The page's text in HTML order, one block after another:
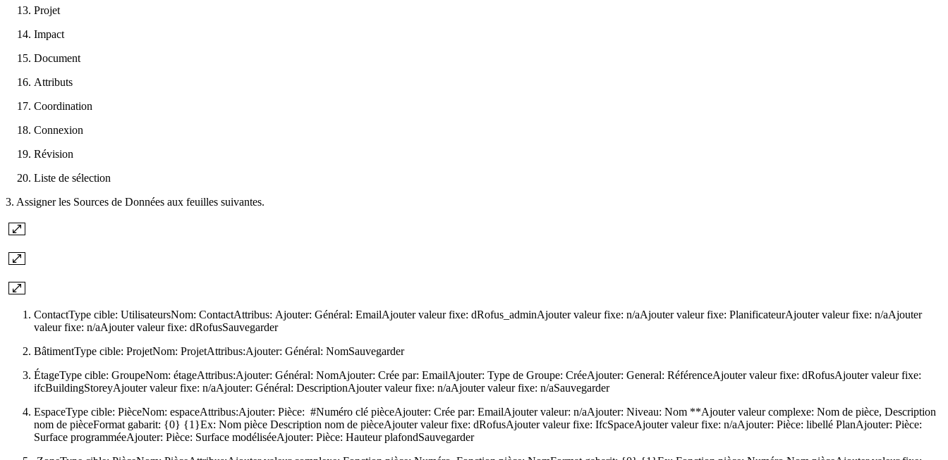
Projet
Impact
Document
Attributs
Coordination
Connexion
Révision
Liste de sélection
3. Assigner les Sources de Données aux feuilles suivantes.
ContactType cible: UtilisateursNom: ContactAttribus: Ajouter: Général: EmailAjouter valeur fixe: dRofus_adminAjouter valeur fixe: n/aAjouter valeur fixe: PlanificateurAjouter valeur fixe: n/aAjouter
valeur fixe: n/aAjouter valeur fixe: dRofusSauvegarder
BâtimentType cible: ProjetNom: ProjetAttribus:Ajouter: Général: NomSauvegarder
ÉtageType cible: GroupeNom: étageAttribus:Ajouter: Général: NomAjouter: Crée par: EmailAjouter: Type de Groupe: CréeAjouter: General: RéférenceAjouter valeur fixe: dRofusAjouter valeur fixe:
ifcBuildingStoreyAjouter valeur fixe: n/aAjouter: Général: DescriptionAjouter valeur fixe: n/aAjouter valeur fixe: n/aSauvegarder
EspaceType cible: PièceNom: espaceAttribus:Ajouter: Pièce: #Numéro clé pièceAjouter: Crée par: EmailAjouter valeur: n/aAjouter: Niveau: Nom **Ajouter valeur complexe: Nom de pièce, Description
nom de pièceFormat gabarit: {0} {1}Ex: Nom pièce Description nom de pièceAjouter valeur fixe: dRofusAjouter valeur fixe: IfcSpaceAjouter valeur fixe: n/aAjouter: Pièce: libellé PlanAjouter: Pièce:
Surface programméeAjouter: Pièce: Surface modéliséeAjouter: Pièce: Hauteur plafondSauvegarder